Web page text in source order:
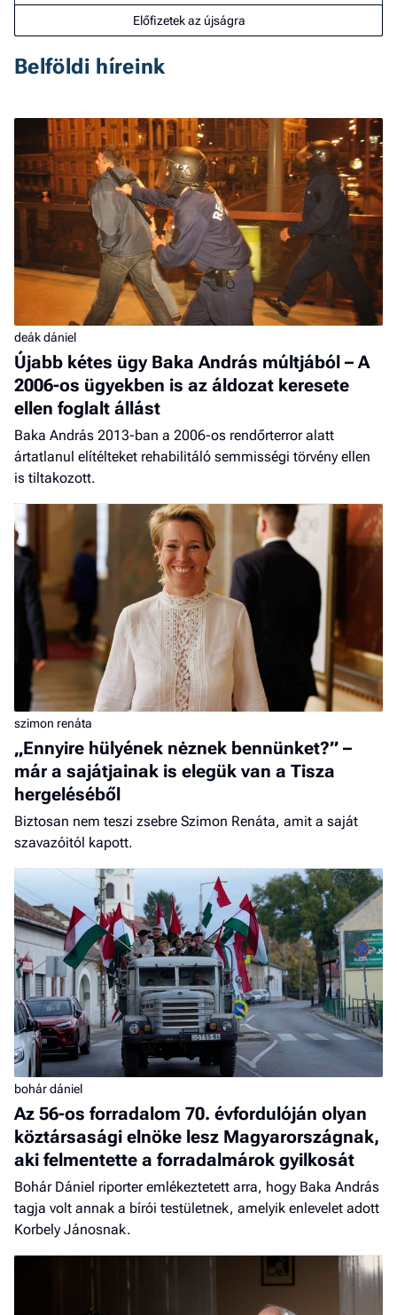
Előfizetek az újságra
Belföldi híreink
deák dániel
Újabb kétes ügy Baka András múltjából – A
2006-os ügyekben is az áldozat keresete
ellen foglalt állást
Baka András 2013-ban a 2006-os rendőrterror alatt
ártatlanul elítélteket rehabilitáló semmisségi törvény ellen
is tiltakozott.
szimon renáta
„Ennyire hülyének nėznek bennünket?” –
már a sajátjainak is elegük van a Tisza
hergeléséből
Biztosan nem teszi zsebre Szimon Renáta, amit a saját
szavazóitól kapott.
bohár dániel
Az 56-os forradalom 70. évfordulóján olyan
köztársasági elnöke lesz Magyarországnak,
aki felmentette a forradalmárok gyilkosát
Bohár Dániel riporter emlékeztetett arra, hogy Baka András
tagja volt annak a bírói testületnek, amelyik enlevelet adott
Korbely Jánosnak.